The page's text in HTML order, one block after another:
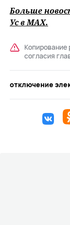
Больше
Ус вMAХ.
Копирование
согласия
отключение